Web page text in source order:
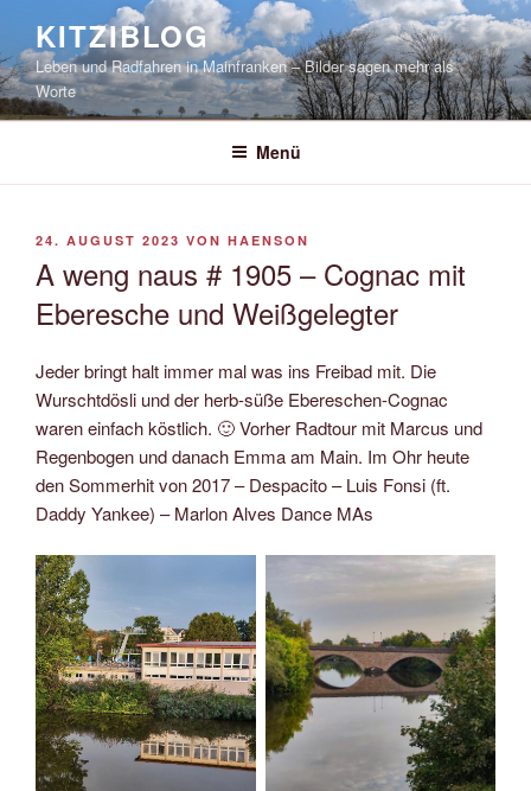
springen
KITZIBLOG
Leben und Radfahren in Mainfranken – Bilder sagen mehr als
Worte
Menü
VERÖFFENTLICHT
24. AUGUST 2023 VON HAENSON
A weng naus # 1905 – Cognac mit
Eberesche und Weißgelegter
Jeder bringt halt immer mal was ins Freibad mit. Die
Wurschtdösli und der herb-süße Ebereschen-Cognac
waren einfach köstlich. 🙂 Vorher Radtour mit Marcus und
Regenbogen und danach Emma am Main. Im Ohr heute
den Sommerhit von 2017 – Despacito – Luis Fonsi (ft.
Daddy Yankee) – Marlon Alves Dance MAs